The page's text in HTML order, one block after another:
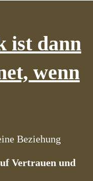
ist dann
wenn
Beziehung
Vertrauen und